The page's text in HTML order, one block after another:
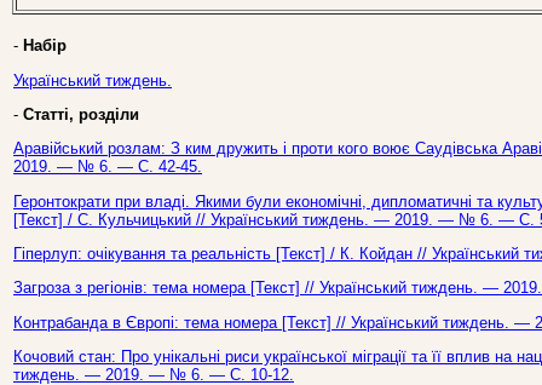
- Набір
Український тиждень.
- Статті, розділи
Аравійський розлам: З ким дружить і проти кого воює Саудівська
2019. — № 6. — С. 42-45.
Геронтократи при владі. Якими були економічні, дипломатичні та
[Текст] / С. Кульчицький // Український тиждень. — 2019. — № 6. — С.
Гіперлуп: очікування та реальність [Текст] / К. Койдан //
Загроза з регіонів: тема номера [Текст] // Український тиждень. —
Контрабанда в Європі: тема номера [Текст] // Український
Кочовий стан: Про унікальні риси української міграції та її вплив на
тиждень. — 2019. — № 6. — С. 10-12.